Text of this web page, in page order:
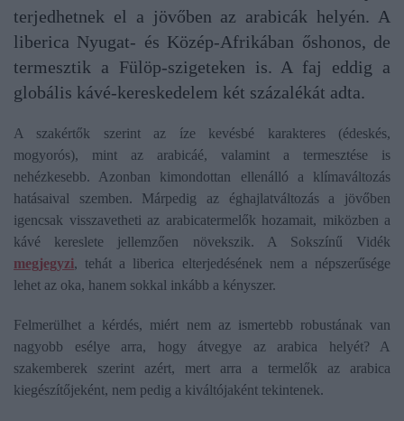
terjedhetnek el a jövőben az arabicák helyén. A
liberica Nyugat- és Közép-Afrikában őshonos, de
termesztik a Fülöp-szigeteken is. A faj eddig a
globális kávé-kereskedelem két százalékát adta.
A szakértők szerint az íze kevésbé karakteres (édeskés,
mogyorós), mint az arabicáé, valamint a termesztése is
nehézkesebb. Azonban kimondottan ellenálló a klímaváltozás
hatásaival szemben. Márpedig az éghajlatváltozás a jövőben
igencsak visszavetheti az arabicatermelők hozamait, miközben a
kávé kereslete jellemzően növekszik. A Sokszínű Vidék
megjegyzi, tehát a liberica elterjedésének nem a népszerűsége
lehet az oka, hanem sokkal inkább a kényszer.
Felmerülhet a kérdés, miért nem az ismertebb robustának van
nagyobb esélye arra, hogy átvegye az arabica helyét? A
szakemberek szerint azért, mert arra a termelők az arabica
kiegészítőjeként, nem pedig a kiváltójaként tekintenek.